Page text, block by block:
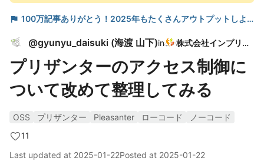
flag 100万記事ありがとう！2025年もたくさんアウトプットしよう
@gyunyu_daisuki (海渡 山下)in 株式会社インプリム
プリザンターのアクセス制御に
ついて改めて整理してみる
OSS プリザンター Pleasanter ローコード
ノーコード
11
Last updated at 2025-01-22Posted at 2025-01-22